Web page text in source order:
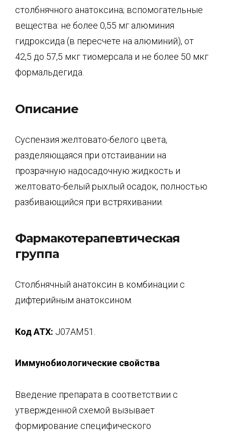
столбнячного анатоксина; вспомогательные
вещества: не более 0,55 мг алюминия
гидроксида (в пересчете на алюминий), от
42,5 до 57,5 мкг тиомерсала и не более 50 мкг
формальдегида.
Описание
Суспензия желтовато-белого цвета,
разделяющаяся при отстаивании на
прозрачную надосадочную жидкость и
желтовато-белый рыхлый осадок, полностью
разбивающийся при встряхивании.
Фармакотерапевтическая
группа
Столбнячный анатоксин в комбинации с
дифтерийным анатоксином.
КодАТХ: J07AM51.
Иммунобиологические свойства
Введение препарата в соответствии с
утвержденной схемой вызывает
формирование специфического